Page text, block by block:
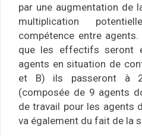
par une augmentation de
multiplication
compétence entre
que les effectifs seront
agents en situation de
et B) ils passeront à
(composée de 9 agents
de travail pour les agents
va également du fait de la